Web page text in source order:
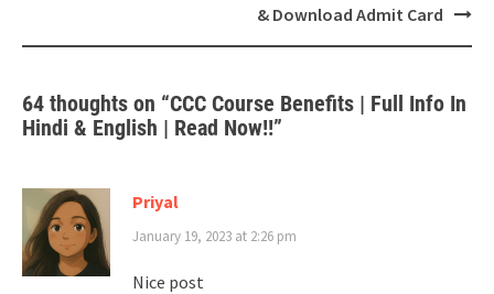
& Download Admit Card
64 thoughts on “CCC Course Benefits | Full Info In
Hindi & English | Read Now!!”
Priyal
January 19, 2023 at 2:26 pm
Nice post